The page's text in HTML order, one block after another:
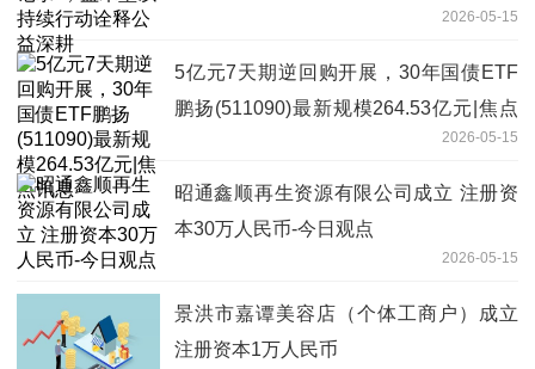
2026-05-15
5亿元7天期逆回购开展，30年国债ETF
鹏扬(511090)最新规模264.53亿元|焦点
2026-05-15
昭通鑫顺再生资源有限公司成立 注册资
本30万人民币-今日观点
2026-05-15
景洪市嘉谭美容店（个体工商户）成立
注册资本1万人民币